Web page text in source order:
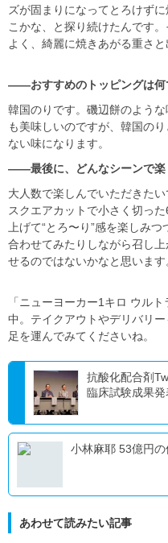
ズが固まりになってとろけず
こかな、と探り続けたんです
よく、綺麗に焼きあがる重さと
――おすすめのトッピングは何
韓国のりです。磯辺餅のよう
も美味しいのですが、韓国の
ない味になります。
――最後に、どんなシーンで楽
大人数で楽しんでいただきた
スクエアカットで小さく切っ
上げて“とろ〜り”感を楽しみ
合わせてみたりしながら召し
せるのではないかなと思います
「ニューヨーカー1キロ ウル
中。テイクアウトやデリバリ
足を運んでみてくださいね。
抗酸化配合剤
臨床試験成果発
小林麻耶 53億円の
あわせて読みたい記事